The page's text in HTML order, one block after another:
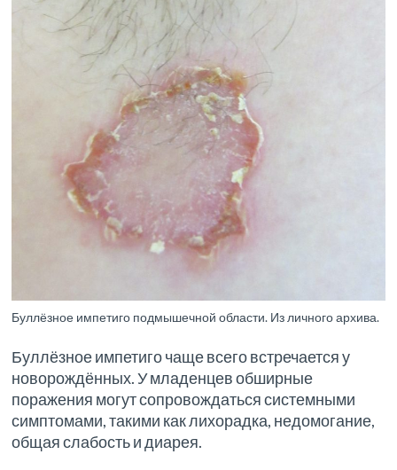
Буллёзное импетиго подмышечной области. Из личного архива.
Буллёзное импетиго чаще всего встречается у
новорождённых. У младенцев обширные
поражения могут сопровождаться системными
симптомами, такими как лихорадка, недомогание,
общая слабость и диарея.